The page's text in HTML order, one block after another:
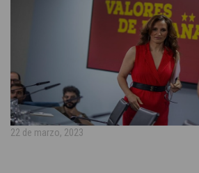
22 de marzo, 2023